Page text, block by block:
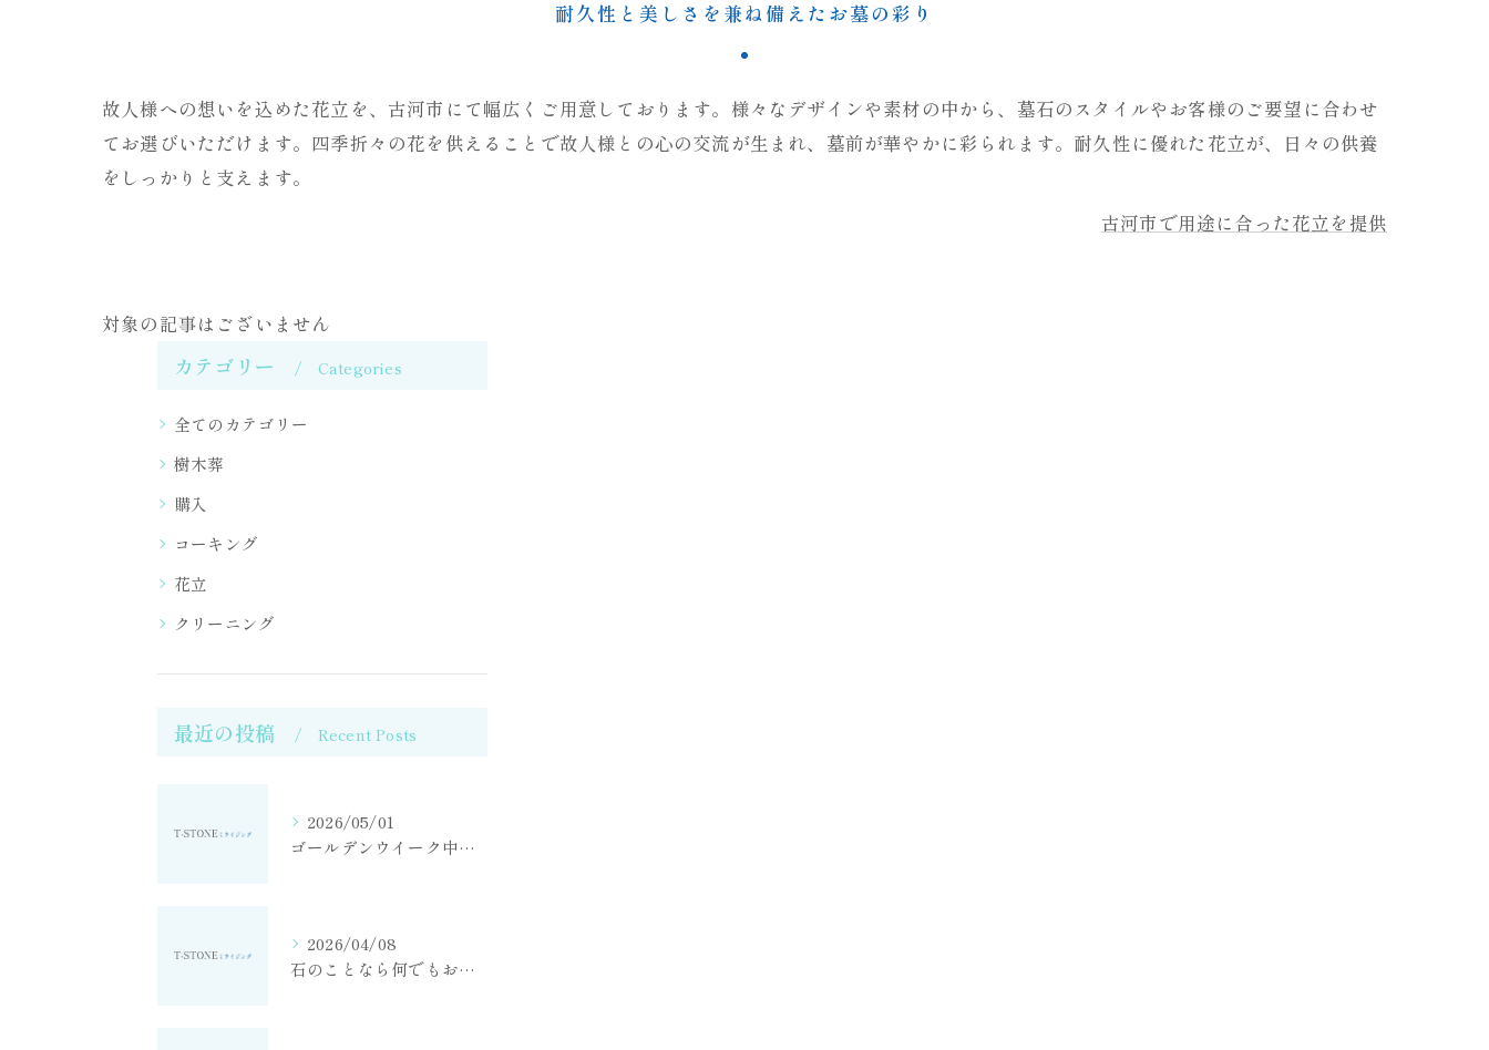
耐久性と美しさを兼ね備えたお墓の彩り
故人様への想いを込めた花立を、古河市にて幅広くご用意しております。様々なデザインや素材の中から、墓石のスタイルやお客様のご要望に合わせ
てお選びいただけます。四季折々の花を供えることで故人様との心の交流が生まれ、墓前が華やかに彩られます。耐久性に優れた花立が、日々の供養
をしっかりと支えます。
古河市で用途に合った花立を提供
対象の記事はございません
カテゴリー Categories
全てのカテゴリー
樹木葬
購入
コーキング
花立
クリーニング
最近の投稿 Recent Posts
2026/05/01
ゴールデンウイーク中も営業しております
2026/04/08
石のことなら何でもお任せください！